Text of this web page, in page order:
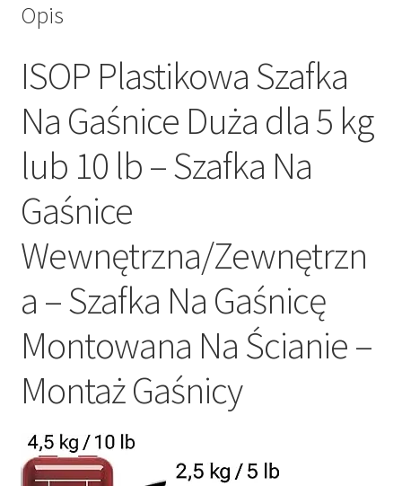
Opis
ISOP Plastikowa Szafka
Na Gaśnice Duża dla 5 kg
lub 10 lb – Szafka Na
Gaśnice
Wewnętrzna/Zewnętrzn
a – Szafka Na Gaśnicę
Montowana Na Ścianie –
Montaż Gaśnicy